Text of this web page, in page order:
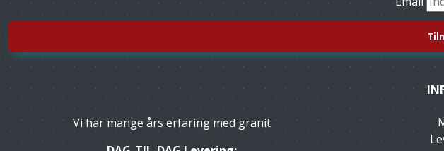
Vi har mange års erfaring med granit